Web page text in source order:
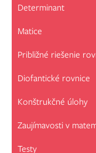
Determinant
Matice
Približné riešenie
Diofantické rovnice
Konštrukčné úlohy
Zaujímavosti v
Testy